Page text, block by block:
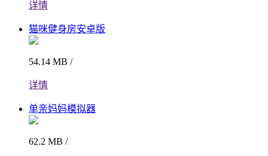
详情
猫咪健身房安卓版
54.14 MB /
详情
单亲妈妈模拟器
62.2 MB /